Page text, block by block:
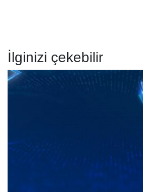
İlginizi çekebilir